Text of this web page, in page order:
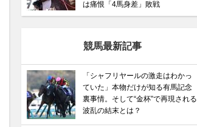
は痛恨「4馬身差」敗戦
競馬最新記事
「シャフリヤールの激走はわかっ
ていた」本物だけが知る有馬記念
裏事情。そして“金杯”で再現される
波乱の結末とは？